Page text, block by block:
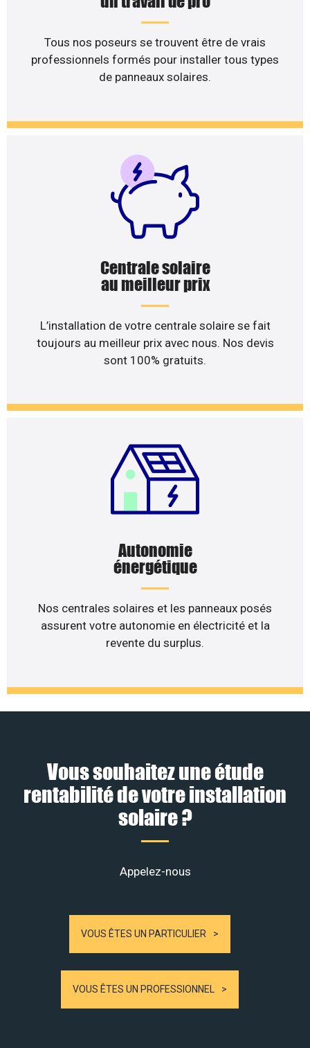
Tous nos poseurs se trouvent être de vrais
professionnels formés pour installer tous types
de panneaux solaires.
Centrale solaire
au meilleur prix
L’installation de votre centrale solaire se fait
toujours au meilleur prix avec nous. Nos devis
sont 100% gratuits.
Autonomie
énergétique
Nos centrales solaires et les panneaux posés
assurent votre autonomie en électricité et la
revente du surplus.
Vous souhaitez une étude
rentabilité de votre installation
solaire ?
Appelez-nous
VOUS ÊTES UN PARTICULIER
VOUS ÊTES UN PROFESSIONNEL